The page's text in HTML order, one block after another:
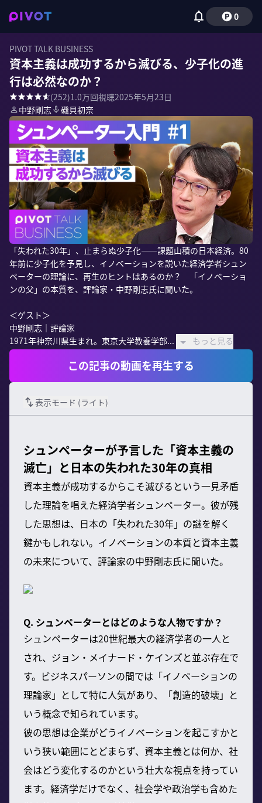
0
PIVOT TALK BUSINESS
資本主義は成功するから滅びる、少子化の進
行は必然なのか？
(252)1.0万回視聴2025年5月23日
中野剛志
磯貝初奈
「失われた30年」、止まらぬ少子化――課題山積の日本経済。80
年前に少子化を予見し、イノベーションを説いた経済学者シュン
ペーターの理論に、再生のヒントはあるのか？　「イノベーショ
ンの父」の本質を、評論家・中野剛志氏に聞いた。
＜ゲスト＞
中野剛志｜評論家
1971年神奈川県生まれ。東京大学教養学部...
もっと見る
この記事の動画を再生する
表示モード (ライト)
シュンペーターが予言した「資本主義の
滅亡」と日本の失われた30年の真相
資本主義が成功するからこそ滅びるという一見矛盾
した理論を唱えた経済学者シュンペーター。彼が残
した思想は、日本の「失われた30年」の謎を解く
鍵かもしれない。イノベーションの本質と資本主義
の未来について、評論家の中野剛志氏に聞いた。
Q. シュンペーターとはどのような人物ですか？
シュンペーターは20世紀最大の経済学者の一人と
され、ジョン・メイナード・ケインズと並ぶ存在で
す。ビジネスパーソンの間では「イノベーションの
理論家」として特に人気があり、「創造的破壊」と
いう概念で知られています。
彼の思想は企業がどうイノベーションを起こすかと
いう狭い範囲にとどまらず、資本主義とは何か、社
会はどう変化するのかという壮大な視点を持ってい
ます。経済学だけでなく、社会学や政治学も含めた